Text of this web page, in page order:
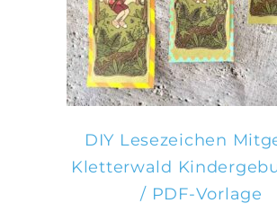
DIY Lesezeichen
Kletterwald
/ PDF-Vorlage